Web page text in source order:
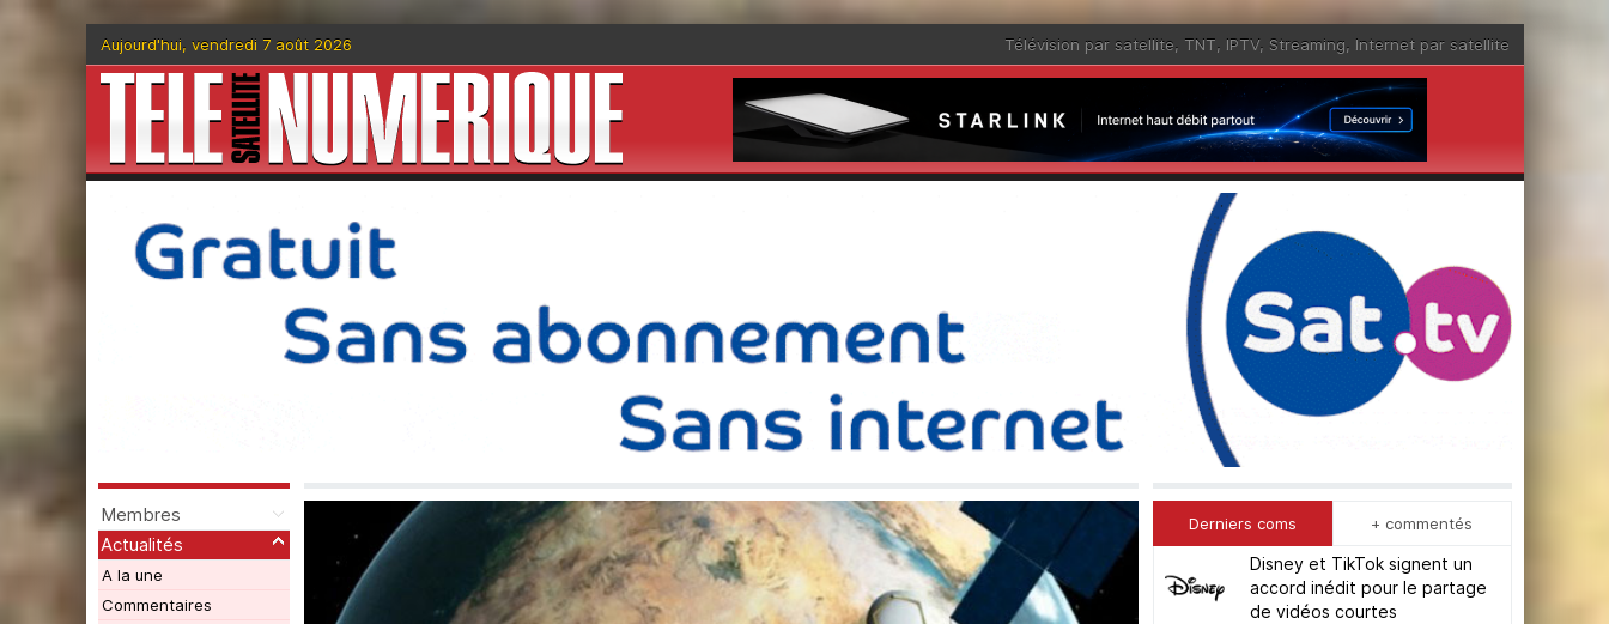
Aujourd'hui, vendredi 7 août 2026 Télévision par satellite, TNT, IPTV, Streaming, Internet par satellite
Membres
Actualités
A la une
Commentaires
Derniers coms + commentés
Disney et TikTok signent un
accord inédit pour le partage
de vidéos courtes